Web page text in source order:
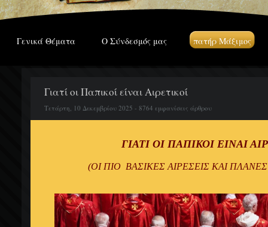
Γενικά Θέματα Ο Σύνδεσμός μας πατήρ Μάξιμος
Γιατί οι Παπικοί είναι Αιρετικοί
Τετάρτη, 10 Δεκεμβρίου 2025 - 8764 εμφανίσεις άρθρου
ΓΙΑΤΙ ΟΙ ΠΑΠΙΚΟΙ ΕΙΝΑΙ
(ΟΙ ΠΙΟ ΒΑΣΙΚΕΣ ΑΙΡΕΣΕΙΣ ΚΑΙ